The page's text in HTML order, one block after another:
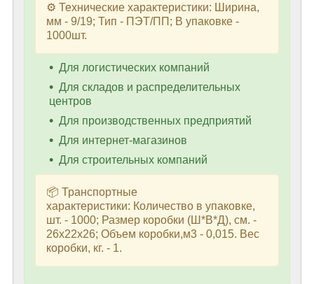
⚙️ Технические характеристики: Ширина,
мм - 9/19; Тип - ПЭТ/ПП; В упаковке -
1000шт.
Для логистических компаний
Для складов и распределительных
центров
Для производственных предприятий
Для интернет-магазинов
Для строительных компаний
📦 Транспортные
характеристики: Количество в упаковке,
шт. - 1000; Размер коробки (Ш*В*Д), см. -
26х22х26; Объем коробки,м3 - 0,015. Вес
коробки, кг. - 1.